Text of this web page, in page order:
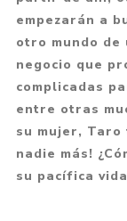
empezarán a
otro mundo de
negocio que
complicadas
entre otras
su mujer,
nadie más!
su pacífica